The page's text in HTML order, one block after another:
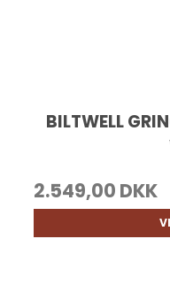
BILTWELL
2.549,00 DKK